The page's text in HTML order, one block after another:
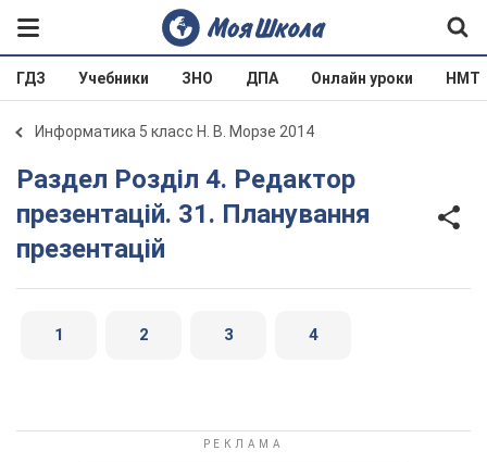
ГДЗ Учебники ЗНО ДПА Онлайн уроки НМТ
Информатика 5 класс Н. В. Морзе 2014
Раздел Розділ 4. Редактор
презентацій. 31. Планування
презентацій
1 2 3 4